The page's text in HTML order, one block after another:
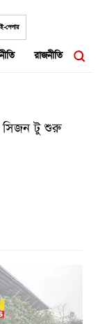
ই-পেপার
রাজনীতি
সিজন টু শুরু